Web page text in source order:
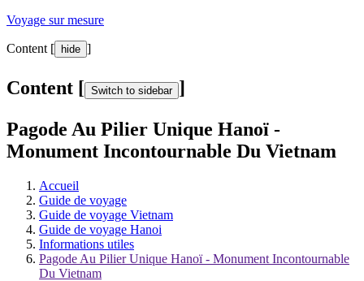
Voyage sur mesure
Content [ hide ]
Content [ Switch to sidebar ]
Pagode Au Pilier Unique Hanoï -
Monument Incontournable Du Vietnam
Accueil
Guide de voyage
Guide de voyage Vietnam
Guide de voyage Hanoi
Informations utiles
Pagode Au Pilier Unique Hanoï - Monument Incontournable
Du Vietnam